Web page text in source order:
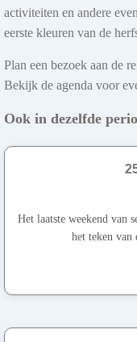
activiteiten en andere
eerste kleuren van de
Plan een bezoek aan de
Bekijk de agenda voor
Ook in dezelfde
Het laatste weekend van
het teken van